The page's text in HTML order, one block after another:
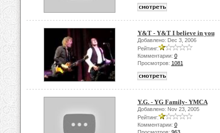
Y&T - Y&T I believe in you
Добавлено: Dec 3, 2006
Рейтинг:
Комментарии: 0
Просмотров: 1081
Y.G. - YG Family- YMCA
Добавлено: Nov 23, 2005
Рейтинг:
Комментарии: 0